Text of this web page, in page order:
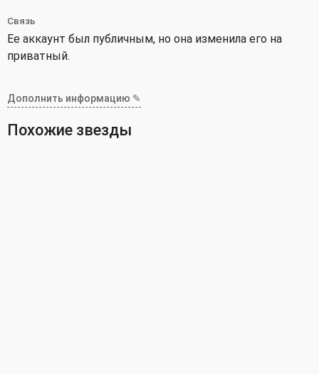
Связь
Ее аккаунт был публичным, но она изменила его на
приватный.
Дополнить информацию ✎
Похожие звезды